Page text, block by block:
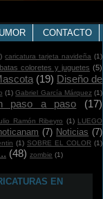
CONTACTO
caricatura tarjeta navideña (1)
coloretes y juguetes (5)
(19) Diseño de
(1) Gabriel García Márquez (1)
paso a paso (17)
Ramón Ribeyro (1) LUEGO
(7) Noticias (7)
(1) SOBRE EL COLOR (1)
(48) zombie (1)
EN